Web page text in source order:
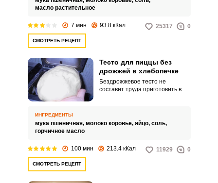
масло растительное
7 мин 93.8 кКал 25317 0
СМОТРЕТЬ РЕЦЕПТ
Тесто для пиццы без
дрожжей в хлебопечке
Бездрожжевое тесто не
составит труда приготовить в
ИНГРЕДИЕНТЫ
мука пшеничная, молоко коровье, яйцо, соль,
горчичное масло
100 мин 213.4 кКал 11929 0
СМОТРЕТЬ РЕЦЕПТ